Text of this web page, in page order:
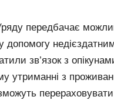
передбачає
допомогу
зв’язок з
утриманні з